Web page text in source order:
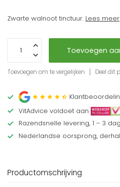
Zwarte walnoot tinctuur. Lees meer.
Toevoegen
Toevoegen om te vergelijken Deel dit
VitAdvice voldoet aan
Razendsnelle levering, 1 – 3
Nederlandse oorsprong,
Productomschrijving